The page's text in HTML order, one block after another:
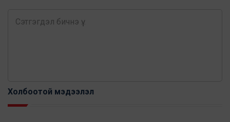
Холбоотой мэдээлэл